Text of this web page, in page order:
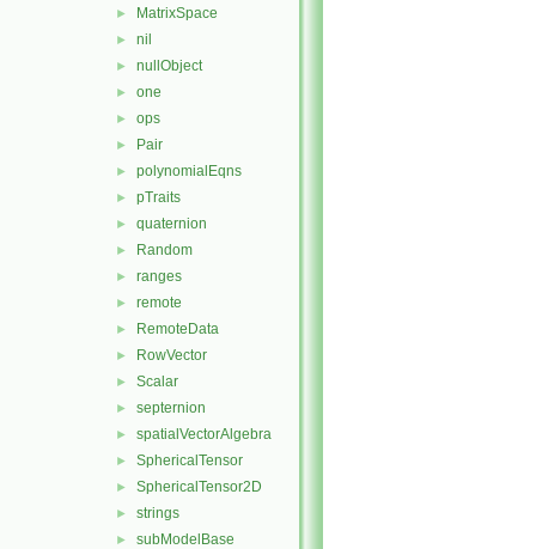
► MatrixSpace
► nil
► nullObject
► one
► ops
► Pair
► polynomialEqns
► pTraits
► quaternion
► Random
► ranges
► remote
► RemoteData
► RowVector
► Scalar
► septernion
► spatialVectorAlgebra
► SphericalTensor
► SphericalTensor2D
► strings
► subModelBase